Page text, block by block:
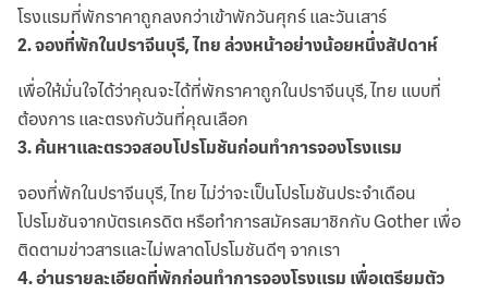
โรงแรมที่พักราคาถูกลงกว่าเข้าพักวันศุกร์ และวันเสาร์
2.จองที่พักในปราจีนบุรี, ไทย ล่วงหน้าอย่างน้อยหนึ่งสัปดาห์
เพื่อให้มั่นใจได้ว่าคุณจะได้ที่พักราคาถูกในปราจีนบุรี, ไทย แบบที่
ต้องการ และตรงกับวันที่คุณเลือก
3.ค้นหาและตรวจสอบโปรโมชันก่อนทำการจองโรงแรม
จองที่พักในปราจีนบุรี, ไทย ไม่ว่าจะเป็นโปรโมชันประจำเดือน
โปรโมชันจากบัตรเครดิต หรือทำการสมัครสมาชิกกับ Gother เพื่อ
ติดตามข่าวสารและไม่พลาดโปรโมชันดีๆ จากเรา
4.อ่านรายละเอียดที่พักก่อนทำการจองโรงแรม เพื่อเตรียมตัว